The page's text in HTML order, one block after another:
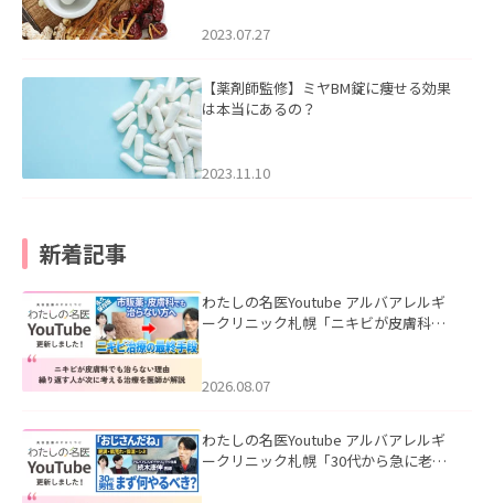
2023.07.27
【薬剤師監修】ミヤBM錠に痩せる効果
は本当にあるの？
2023.11.10
新着記事
わたしの名医Youtube アルバアレルギ
ークリニック札幌「ニキビが皮膚科で
ました。
2026.08.07
わたしの名医Youtube アルバアレルギ
ークリニック札幌「30代から急に老け